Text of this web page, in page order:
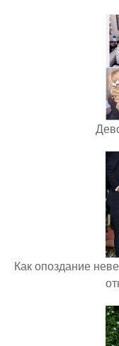
Как опоздание